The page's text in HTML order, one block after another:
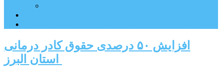
افزایش ۵۰ درصد‌ی حقوق کادر درمانی